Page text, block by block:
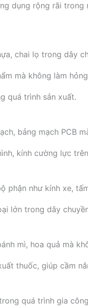
dụng rộng rãi
chai lọ trong dây
mà không làm
quá trình sản xuất.
bảng mạch PCB
kính cường lực
phận như kính xe,
lớn trong dây
mì, hoa quả mà
thuốc, giúp cầm
quá trình gia